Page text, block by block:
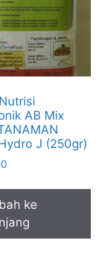
AB Mix
J (250gr)
ke